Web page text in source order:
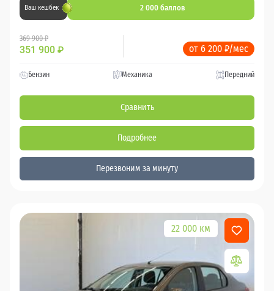
Ваш кешбек 2 000 баллов
369 900 ₽
351 900 ₽ от 6 200 ₽/мес
Бензин Механика Передний
Сравнить
Подробнее
Перезвоним за минуту
22 000 км